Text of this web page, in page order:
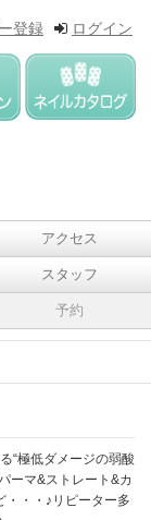
ログイン
登録
アクセス
スタッフ
予約
“極低ダメージの弱酸
ーマ&ストレート&カ
・・♪リピーター多